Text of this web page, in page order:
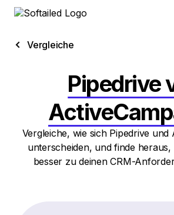
Vergleiche
Pipedrive
Vergleiche, wie sich Pipedrive und
unterscheiden, und finde
besser zu deinen CRM-